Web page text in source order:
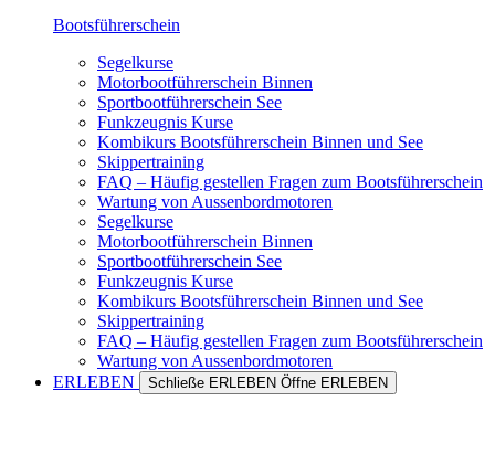
Bootsführerschein
Segelkurse
Motorbootführerschein Binnen
Sportbootführerschein See
Funkzeugnis Kurse
Kombikurs Bootsführerschein Binnen und See
Skippertraining
FAQ – Häufig gestellen Fragen zum Bootsführerschein
Wartung von Aussenbordmotoren
Segelkurse
Motorbootführerschein Binnen
Sportbootführerschein See
Funkzeugnis Kurse
Kombikurs Bootsführerschein Binnen und See
Skippertraining
FAQ – Häufig gestellen Fragen zum Bootsführerschein
Wartung von Aussenbordmotoren
ERLEBEN
Schließe ERLEBEN Öffne ERLEBEN